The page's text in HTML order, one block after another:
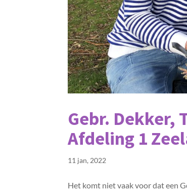
Gebr. Dekker,
Afdeling 1
11 jan, 2022
Het komt niet vaak voor dat een